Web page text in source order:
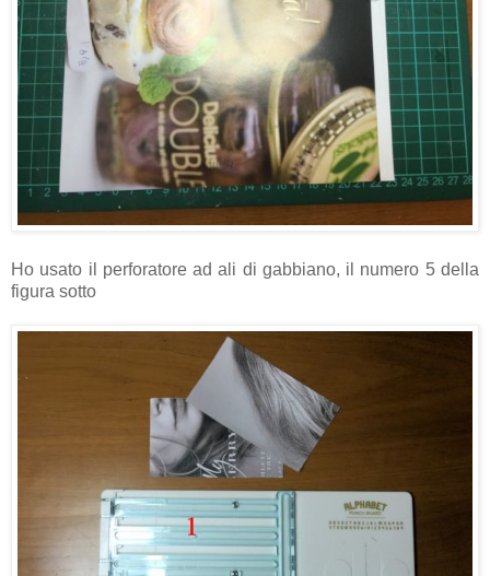
Ho usato il perforatore ad ali di gabbiano, il numero 5 della
figura sotto